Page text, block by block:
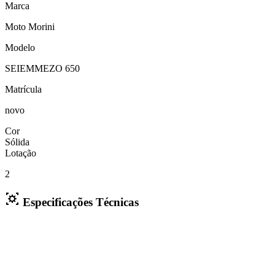
Marca
Moto Morini
Modelo
SEIEMMEZO 650
Matrícula
novo
Cor
Sólida
Lotação
2
Especificações Técnicas